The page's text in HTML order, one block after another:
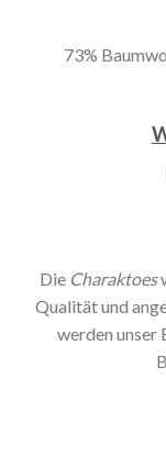
73%
Die Charaktoes
Qualität und
werden unser